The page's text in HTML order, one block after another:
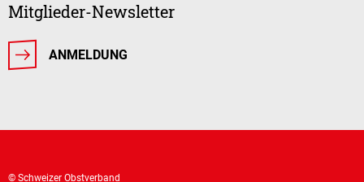
Mitglieder-Newsletter
ANMELDUNG
© Schweizer Obstverband